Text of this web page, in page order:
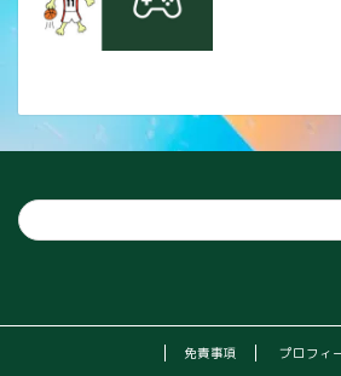
免責事項
プロフィ